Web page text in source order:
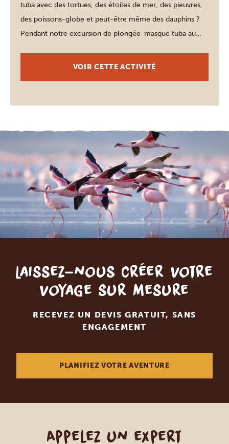
tuba avec des tortues, des étoiles de mer, des pieuvres,
des poissons-globe et peut-être même des dauphins ?
Pendant notre excursion de plongée-masque tuba au
réaliser ce rêve ! Veuillez noter que toutes les activités
VOIR CETTE ACTIVITÉ
Laissez-nous créer votre
voyage sur mesure
RECEVEZ UN DEVIS GRATUIT, SANS
ENGAGEMENT
PLANIFIEZ VOTRE AVENTURE
Appelez un expert